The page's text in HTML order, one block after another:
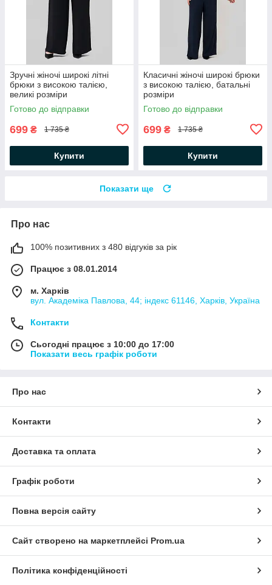
Зручні жіночі широкі літні
брюки з високою талією,
великі розміри
Готово до відправки
699 ₴ 1 735 ₴
Купити
Класичні жіночі широкі брюки
з високою талією, батальні
розміри
Готово до відправки
699 ₴ 1 735 ₴
Купити
Показати ще
Про нас
100% позитивних з 480 відгуків за рік
Працює з 08.01.2014
м. Харків
вул. Академіка Павлова, 44; індекс 61146, Харків, Україна
Контакти
Сьогодні працює з 10:00 до 17:00
Показати весь графік роботи
Про нас
Контакти
Доставка та оплата
Графік роботи
Повна версія сайту
Сайт створено на маркетплейсі Prom.ua
Політика конфіденційності